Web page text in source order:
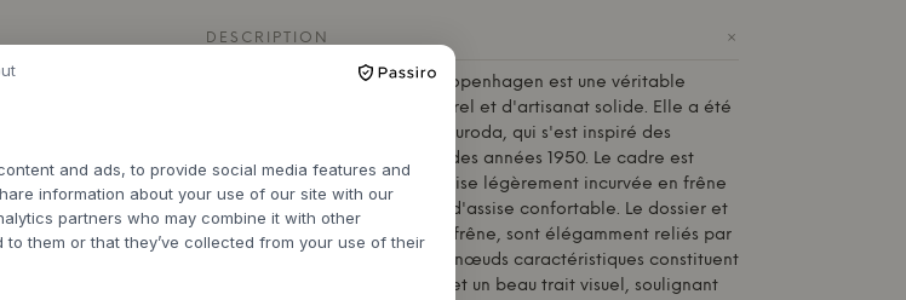
DESCRIPTION +
Normann Copenhagen est une véritable
expression de design intemporel et d'artisanat solide. Elle a été
créée par le designer Tatsuo Kuroda, qui s'est inspiré des
classiques du mobilier danois des années 1950. Le cadre est
réalisé en frêne teinté, et l'assise légèrement incurvée en frêne
massif assure une expérience d'assise confortable. Le dossier et
les accoudoirs, également en frêne, sont élégamment reliés par
une corde de papier, dont les nœuds caractéristiques constituent
à la fois un élément structurel et un beau trait visuel, soulignant
and ads, to provide social media features and
information about your use of our site with our
partners who may combine it with other
to them or that they’ve collected from your use of their